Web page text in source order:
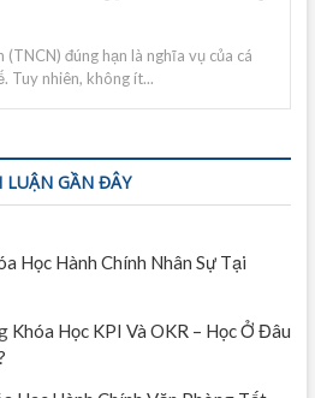
đúng hạn là nghĩa vụ của cá
Tuy nhiên, không ít...
LUẬN GẦN ĐÂY
Học Hành Chính Nhân Sự Tại
Khóa Học KPI Và OKR – Học Ở Đâu